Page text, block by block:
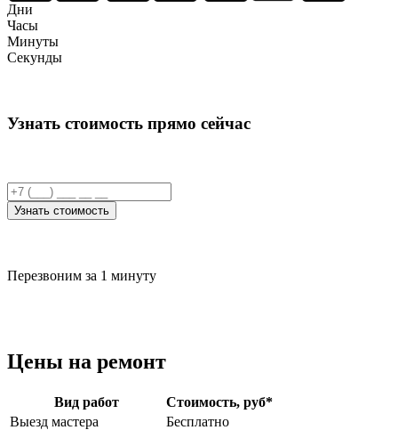
Дни
Часы
Минуты
Секунды
Узнать стоимость прямо сейчас
Узнать стоимость
Перезвоним за 1 минуту
Цены на ремонт
Вид работ Стоимость, руб*
Выезд мастера
Бесплатно